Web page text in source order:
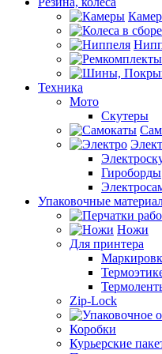
Техника
Мото
Скутеры
Гироборды
Упаковочные
Ножи
Для принтера
Zip-Lock
Коробки
Курьерские